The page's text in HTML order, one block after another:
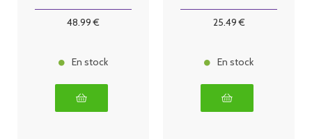
48.99 €
En stock
25.49€
En stock